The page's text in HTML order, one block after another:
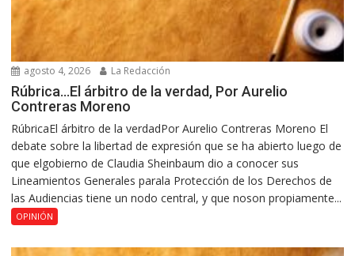
agosto 4, 2026 La Redacción
Rúbrica…El árbitro de la verdad, Por Aurelio
Contreras Moreno
RúbricaEl árbitro de la verdadPor Aurelio Contreras Moreno El
debate sobre la libertad de expresión que se ha abierto luego de
que elgobierno de Claudia Sheinbaum dio a conocer sus
Lineamientos Generales parala Protección de los Derechos de
las Audiencias tiene un nodo central, y que noson propiamente...
OPINIÓN